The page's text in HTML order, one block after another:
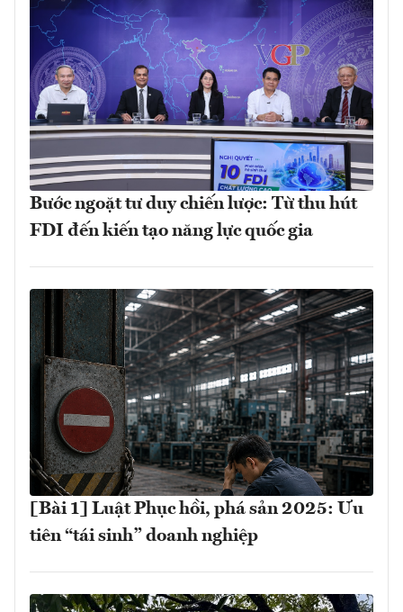
Bước ngoặt tư duy chiến lược: Từ thu hút
FDI đến kiến tạo năng lực quốc gia
[Bài 1] Luật Phục hồi, phá sản 2025: Ưu
tiên “tái sinh” doanh nghiệp